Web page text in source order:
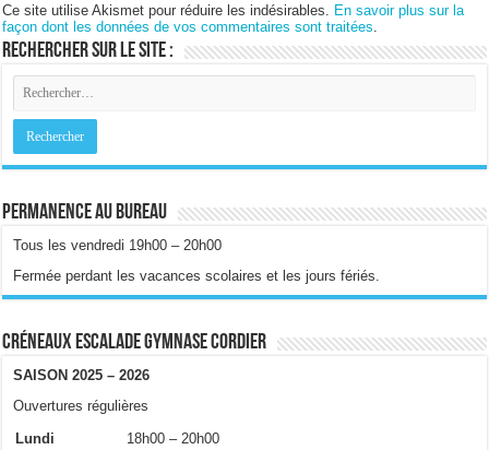
Ce site utilise Akismet pour réduire les indésirables.
En savoir plus sur la
façon dont les données de vos commentaires sont traitées
Rechercher sur le site :
Permanence au bureau
Tous les vendredi 19h00 – 20h00
Fermée perdant les vacances scolaires et les jours fériés.
Créneaux escalade gymnase Cordier
SAISON 2025 – 2026
Ouvertures régulières
Lundi
18h00 – 20h00